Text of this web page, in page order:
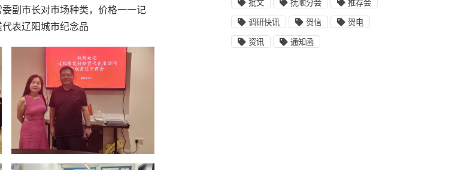
副市长对市场种类，价格一一记
表辽阳城市纪念品
批文 抚顺分会 推荐会
调研快讯 贺信 贺电
资讯 通知函